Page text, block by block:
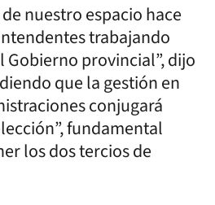
nuestro espacio hace
trabajando
Gobierno provincial”, dijo
que la gestión en
conjugará
fundamental
los dos tercios de